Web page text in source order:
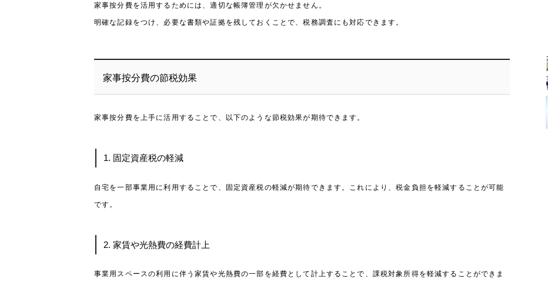
家事按分費を活用するためには、適切な帳簿管理が欠かせません。
明確な記録をつけ、必要な書類や証拠を残しておくことで、税務調査にも対応できます。
家事按分費の節税効果
家事按分費を上手に活用することで、以下のような節税効果が期待できます。
1. 固定資産税の軽減
自宅を一部事業用に利用することで、固定資産税の軽減が期待できます。これにより、税金負担を軽減することが可能
です。
2. 家賃や光熱費の経費計上
事業用スペースの利用に伴う家賃や光熱費の一部を経費として計上することで、課税対象所得を軽減することができま